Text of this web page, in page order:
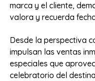
marca y el cliente,
valora y recuerda
Desde la perspectiva
impulsan las ventas
especiales que
celebratorio del